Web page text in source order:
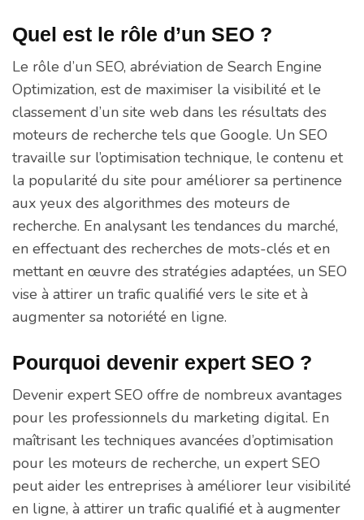
Quel est le rôle d’un SEO ?
Le rôle d’un SEO, abréviation de Search Engine
Optimization, est de maximiser la visibilité et le
classement d’un site web dans les résultats des
moteurs de recherche tels que Google. Un SEO
travaille sur l’optimisation technique, le contenu et
la popularité du site pour améliorer sa pertinence
aux yeux des algorithmes des moteurs de
recherche. En analysant les tendances du marché,
en effectuant des recherches de mots-clés et en
mettant en œuvre des stratégies adaptées, un SEO
vise à attirer un trafic qualifié vers le site et à
augmenter sa notoriété en ligne.
Pourquoi devenir expert SEO ?
Devenir expert SEO offre de nombreux avantages
pour les professionnels du marketing digital. En
maîtrisant les techniques avancées d’optimisation
pour les moteurs de recherche, un expert SEO
peut aider les entreprises à améliorer leur visibilité
en ligne, à attirer un trafic qualifié et à augmenter